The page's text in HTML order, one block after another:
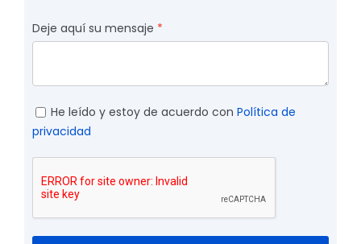
Deje aquí su mensaje
He leído y estoy de acuerdo con Política de
privacidad